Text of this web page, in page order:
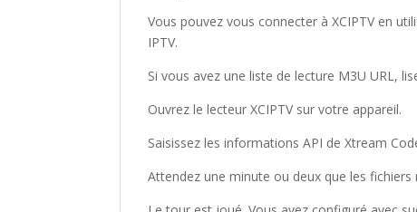
Vous pouvez vous connecter à XCIPTV en
IPTV.
Si vous avez une liste de lecture M3U URL,
Ouvrez le lecteur XCIPTV sur votre appareil.
Saisissez les informations API de Xtream
Attendez une minute ou deux que les